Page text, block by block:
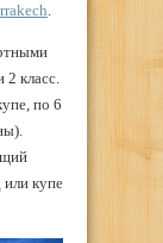
.
2 класс.
по 6
или купе